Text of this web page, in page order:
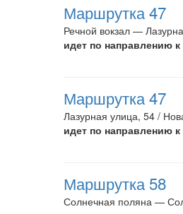
Маршрутка 47
Речной вокзал —
идет по направлению к
Маршрутка 47
Лазурная улица, 54 /
идет по направлению к
Маршрутка 58
Солнечная поляна —